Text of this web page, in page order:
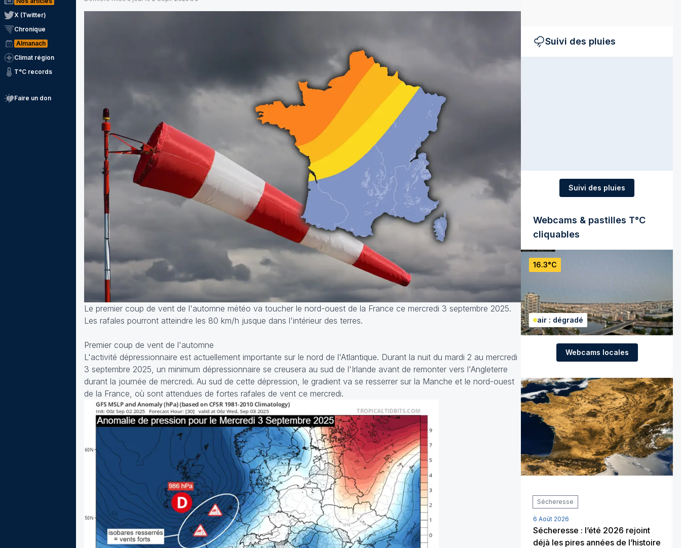
X (Twitter)
Chronique
Almanach
Climat région
T°C records
Faire un don
Le premier coup de vent de l'automne météo va toucher le nord-ouest de la France ce mercredi 3 septembre 2025.
Les rafales pourront atteindre les 80 km/h jusque dans l'intérieur des terres.
Premier coup de vent de l'automne
L'activité dépressionnaire est actuellement importante sur le nord de l'Atlantique. Durant la nuit du mardi 2 au mercredi
3 septembre 2025, un minimum dépressionnaire se creusera au sud de l'Irlande avant de remonter vers l'Angleterre
durant la journée de mercredi. Au sud de cette dépression, le gradient va se resserrer sur la Manche et le nord-ouest
de la France, où sont attendues de fortes rafales de vent ce mercredi.
Suivi des pluies
Suivi des pluies
Webcams & pastilles T°C
cliquables
16.3°C
air : dégradé
Webcams locales
Sécheresse
6 Août 2026
Sécheresse : l’été 2026 rejoint
déjà les pires années de l’histoire